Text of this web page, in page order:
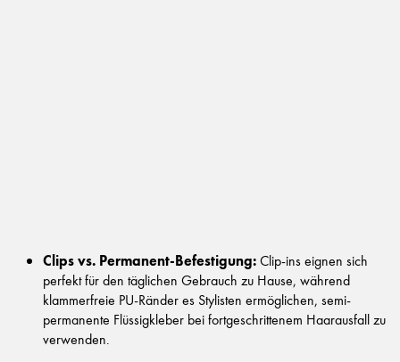
Clips vs. Permanent-Befestigung:Clip-ins eignen sich
perfekt für den täglichen Gebrauch zu Hause, während
klammerfreie PU-Ränder es Stylisten ermöglichen, semi-
permanente Flüssigkleber bei fortgeschrittenem Haarausfall zu
verwenden.